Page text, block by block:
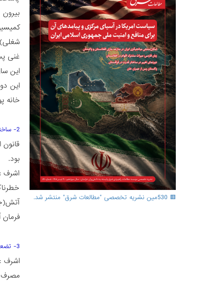
غنی
این
این
خانه
2- ساختار سیاسی معیوب
بود.
اشرف
3- تضعیف رهبران سیاسی و تجرید فرماندهان سابق
اشرف
مصرف
🟥 530مین نشریه تخصصی "مطالعات شرق" منتشر شد.